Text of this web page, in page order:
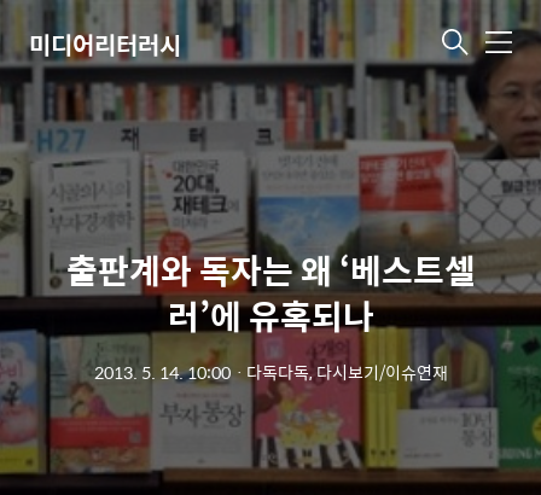
미디어리터러시 메
뉴
출판계와 독자는 왜 ‘베스트셀
러’에 유혹되나
2013. 5. 14. 10:00ㆍ 다독다독, 다시보기/이슈연재